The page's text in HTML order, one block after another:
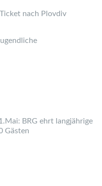
nach Plovdiv
BRG ehrt langjährige
Gästen